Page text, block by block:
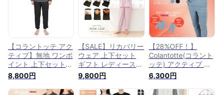
か パジャマ 部屋着
ギフト プレゼント
【コラントッテ アク
ティブ】無地 ワンポ
イント 上下セット
10分袖 10分丈 ルー
ムウェア パジャマ
ダンボール生地 血行
8,800円
【SALE】リカバリー
ウェア 上下セット
ギフト レディース
女性 長袖 誕生日 パ
ジャマ ルームウェア
部屋着 寝巻 血行促
9,800円
【28%OFF！】
Colantotte(コラント
ッテ) アクティブ ル
ームウェア ユニセッ
クス 上下セット 長
袖 長ズボン 無地 ワ
6,300円